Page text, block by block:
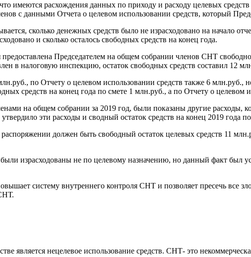
имеются расхождения данных по приходу и расходу целевых
с данными Отчета о целевом использовании средств, который
сколько денежных средств было не израсходовано на начало
и сколько осталось свободных средств на конец года.
Председателем на общем собрании членов СНТ
в налоговую инспекцию, остаток свободных средств составил 12
по Отчету о целевом использовании средств также 6
средств на конец года по смете 1 млн.руб., а по Отчету о целевом
на общем собрании за 2019 год, были показаны другие расходы,
эти расходы и сводный остаток средств на конец 2019 года
должен быть свободный остаток целевых средств 11
израсходованы не по целевому назначению, но данный факт был
систему внутреннего контроля СНТ и позволяет пресечь все
является нецелевое использование средств. СНТ- это